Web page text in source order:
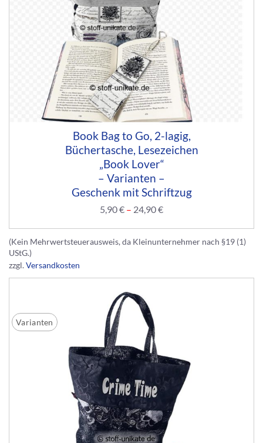
Book Bag to Go, 2-lagig,
Büchertasche, Lesezeichen
„Book Lover“
– Varianten –
Geschenk mit Schriftzug
5,90€ – 24,90€
(Kein Mehrwertsteuerausweis, da Kleinunternehmer nach §19 (1)
UStG.)
zzgl.Versandkosten
Varianten